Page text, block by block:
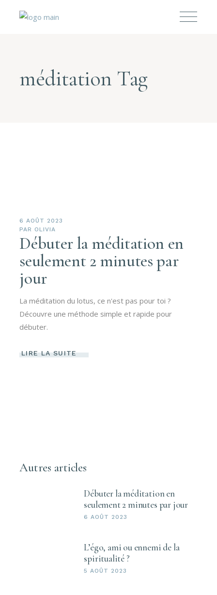
méditation Tag
6 AOÛT 2023
PAR OLIVIA
Débuter la méditation en
seulement 2 minutes par
jour
La méditation du lotus, ce n'est pas pour toi ?
Découvre une méthode simple et rapide pour
débuter.
LIRE LA SUITE
Autres articles
Débuter la méditation en
seulement 2 minutes par jour
6 AOÛT 2023
L’égo, ami ou ennemi de la
spiritualité ?
5 AOÛT 2023